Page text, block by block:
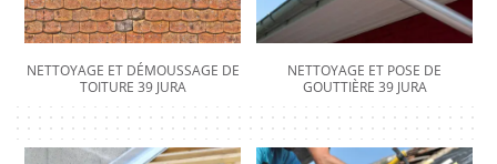
NETTOYAGE ET DÉMOUSSAGE DE
TOITURE 39 JURA
NETTOYAGE ET POSE DE
GOUTTIÈRE 39 JURA